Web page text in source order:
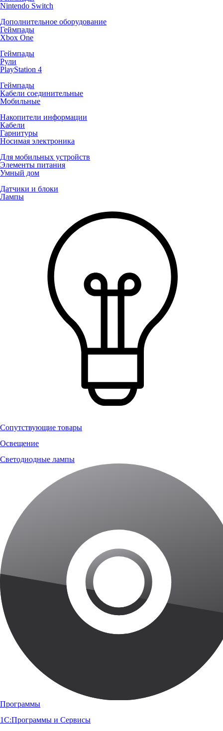
Nintendo Switch
Дополнительное оборудование
Геймпады
Xbox One
Геймпады
Рули
PlayStation 4
Геймпады
Кабели соединительные
Мобильные
Накопители информации
Кабели
Гарнитуры
Носимая электроника
Для мобильных устройств
Элементы питания
Умный дом
Датчики и блоки
Лампы
Сопутствующие товары
Освещение
Светодиодные лампы
Программы
1С:Программы и Сервисы